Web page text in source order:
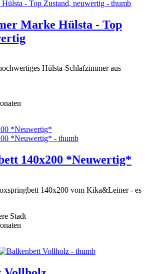
Marke Hülsta - Top
Hülsta-Schlafzimmer aus
140x200 *Neuwertig*
140x200 vom Kika&Leiner - es
Stadt